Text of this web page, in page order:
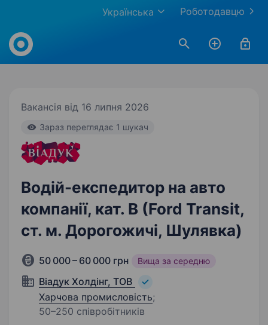
Роботодавцю
Українська
Work.ua
Вакансія від 16 липня 2026
Зараз переглядає 1 шукач
Водій-експедитор на авто
компанії, кат. В (Ford Transit,
ст. м. Дорогожичі, Шулявка)
50 000 – 60 000 грн Вища за середню
Віадук Холдінг, ТОВ
Харчова промисловість;
50–250 співробітників